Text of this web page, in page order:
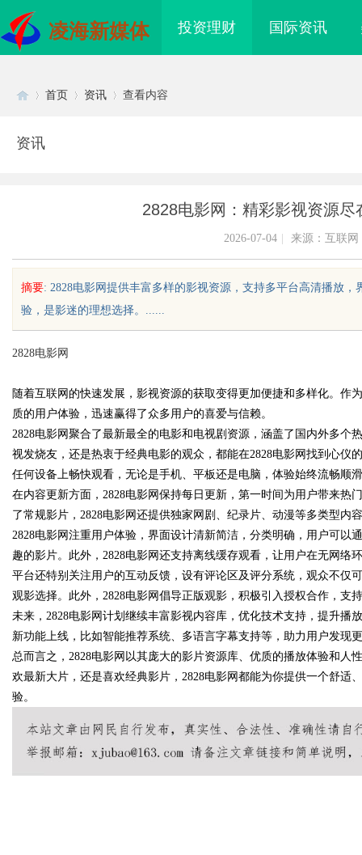
凌海新媒体 投资理财 国际资讯
uz
!
首页 资讯 查看内容
资讯
2828电影网：精彩影视资源
2026-07-04 来源：互联网
摘要: 2828电影网提供丰富多样的影视资源，支持多平台高清播放
验，是影迷的理想选择。......
2828电影网
随着互联网的快速发展，影视资源的获取变得更加便捷和多样化。作
质的用户体验，迅速赢得了众多用户的喜爱与信赖。
2828电影网聚合了最新最全的电影和电视剧资源，涵盖了国内外多
视发烧友，还是热衷于经典电影的观众，都能在2828电影网找到心
任何设备上畅快观看，无论是手机、平板还是电脑，体验始终流畅顺
在内容更新方面，2828电影网保持每日更新，第一时间为用户带来
了常规影片，2828电影网还提供独家网剧、纪录片、动漫等多类型内
2828电影网注重用户体验，界面设计清新简洁，分类明确，用户可
趣的影片。此外，2828电影网还支持离线缓存观看，让用户在无网络
平台还特别关注用户的互动反馈，设有评论区及评分系统，观众不仅
观影选择。此外，2828电影网倡导正版观影，积极引入授权合作，支
未来，2828电影网计划继续丰富影视内容库，优化技术支持，提升
新功能上线，比如智能推荐系统、多语言字幕支持等，助力用户发现
总而言之，2828电影网以其庞大的影片资源库、优质的播放体验和
欢最新大片，还是喜欢经典影片，2828电影网都能为你提供一个舒
验。
光内雕机：精密雕刻与创新应用